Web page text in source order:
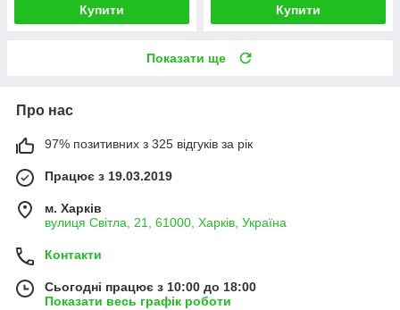
Купити Купити
Показати ще
Про нас
97% позитивних з 325 відгуків за рік
Працює з 19.03.2019
м. Харків
вулиця Світла, 21, 61000, Харків, Україна
Контакти
Сьогодні працює з 10:00 до 18:00
Показати весь графік роботи